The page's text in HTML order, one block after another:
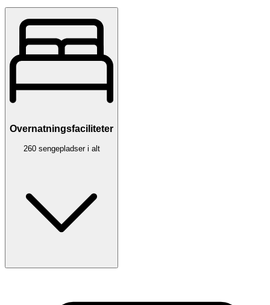
Overnatningsfaciliteter
260 sengepladser i alt